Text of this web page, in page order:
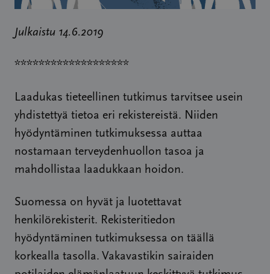
Julkaistu 14.6.2019
*******************
Laadukas tieteellinen tutkimus tarvitsee usein
yhdistettyä tietoa eri rekistereistä. Niiden
hyödyntäminen tutkimuksessa auttaa
nostamaan terveydenhuollon tasoa ja
mahdollistaa laadukkaan hoidon.
Suomessa on hyvät ja luotettavat
henkilörekisterit. Rekisteritiedon
hyödyntäminen tutkimuksessa on täällä
korkealla tasolla. Vakavastikin sairaiden